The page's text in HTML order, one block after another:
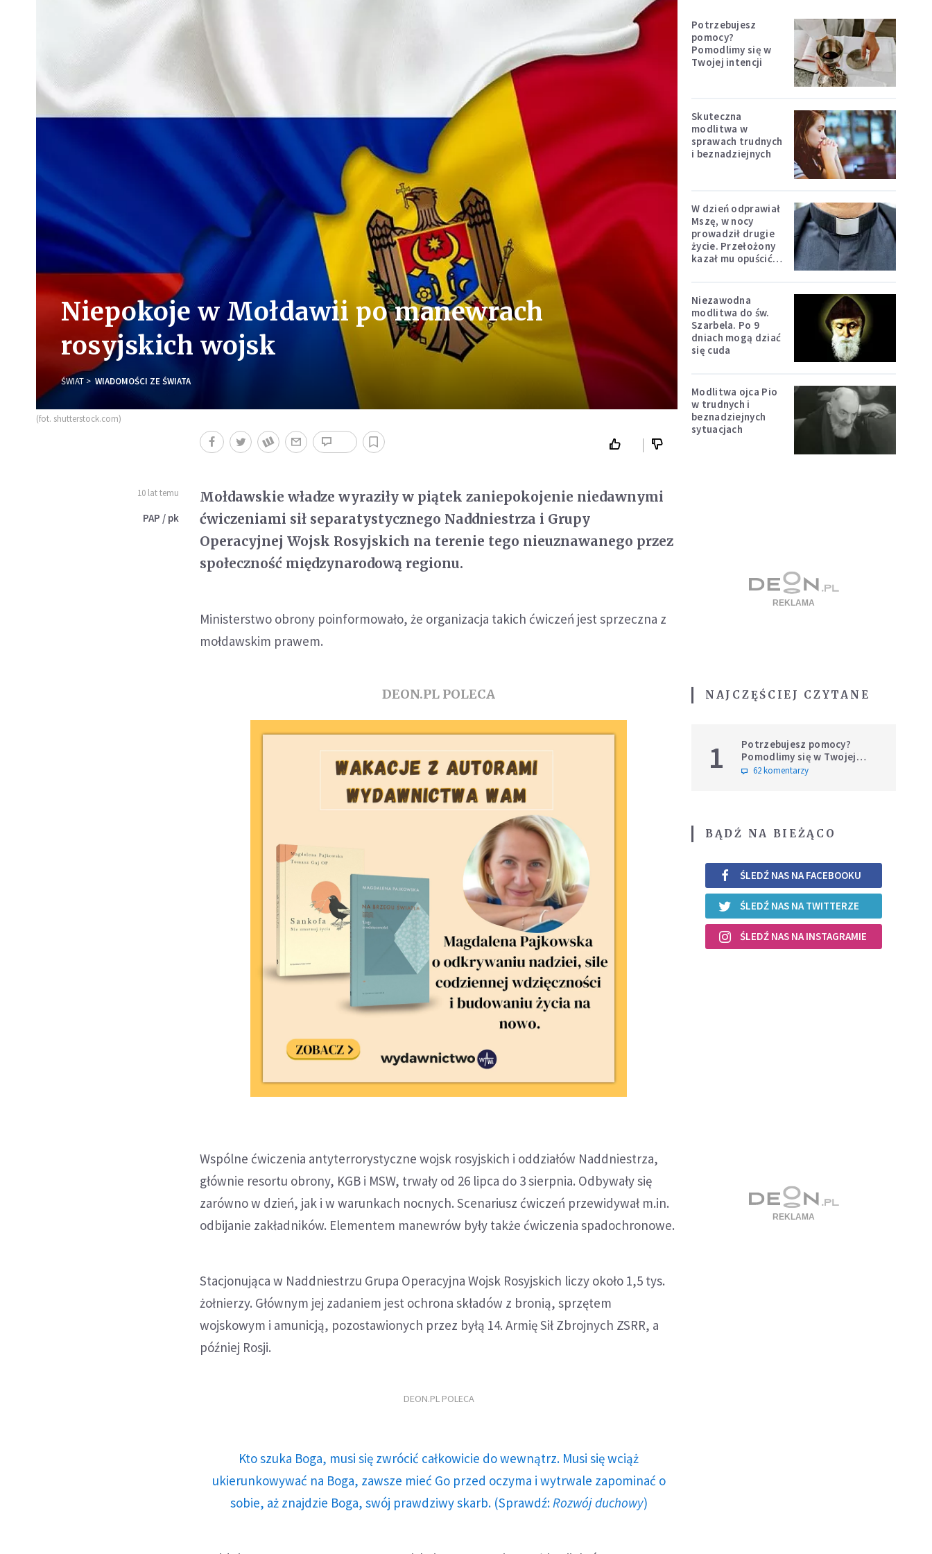
Niepokoje w Mołdawii po manewrach
rosyjskich wojsk
ŚWIAT WIADOMOŚCI ZE ŚWIATA
(fot. shutterstock.com)
10 lat temu
PAP / pk
Mołdawskie władze wyraziły w piątek zaniepokojenie niedawnymi
ćwiczeniami sił separatystycznego Naddniestrza i Grupy
Operacyjnej Wojsk Rosyjskich na terenie tego nieuznawanego przez
społeczność międzynarodową regionu.
Ministerstwo obrony poinformowało, że organizacja takich ćwiczeń jest sprzeczna z
mołdawskim prawem.
DEON.PL POLECA
Wspólne ćwiczenia antyterrorystyczne wojsk rosyjskich i oddziałów Naddniestrza,
głównie resortu obrony, KGB i MSW, trwały od 26 lipca do 3 sierpnia. Odbywały się
zarówno w dzień, jak i w warunkach nocnych. Scenariusz ćwiczeń przewidywał m.in.
odbijanie zakładników. Elementem manewrów były także ćwiczenia spadochronowe.
Stacjonująca w Naddniestrzu Grupa Operacyjna Wojsk Rosyjskich liczy około 1,5 tys.
żołnierzy. Głównym jej zadaniem jest ochrona składów z bronią, sprzętem
wojskowym i amunicją, pozostawionych przez byłą 14. Armię Sił Zbrojnych ZSRR, a
później Rosji.
DEON.PL POLECA
Kto szuka Boga, musi się zwrócić całkowicie do wewnątrz. Musi się wciąż
ukierunkowywać na Boga, zawsze mieć Go przed oczyma i wytrwale zapominać o
sobie, aż znajdzie Boga, swój prawdziwy skarb. (Sprawdź: Rozwój duchowy)
Potrzebujesz
pomocy?
Pomodlimy się w
Twojej intencji
Skuteczna
modlitwa w
sprawach trudnych
i beznadziejnych
W dzień odprawiał
Mszę, w nocy
prowadził drugie
życie. Przełożony
kazał mu opuścić
Niezawodna
modlitwa do św.
Szarbela. Po 9
dniach mogą dziać
się cuda
Modlitwa ojca Pio
w trudnych i
beznadziejnych
sytuacjach
NAJCZĘŚCIEJ CZYTANE
1
Potrzebujesz pomocy?
Pomodlimy się w Twojej
intencji
62 komentarzy
BĄDŹ NA BIEŻĄCO
ŚLEDŹ NAS NA FACEBOOKU
ŚLEDŹ NAS NA TWITTERZE
ŚLEDŹ NAS NA INSTAGRAMIE